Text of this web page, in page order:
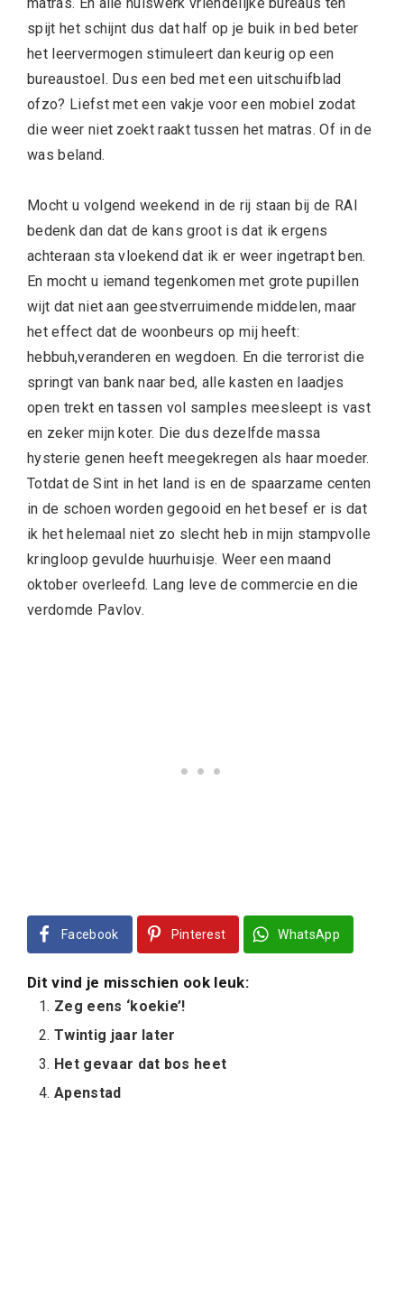
matras. En alle huiswerk vriendelijke bureaus ten
spijt het schijnt dus dat half op je buik in bed beter
het leervermogen stimuleert dan keurig op een
bureaustoel. Dus een bed met een uitschuifblad
ofzo? Liefst met een vakje voor een mobiel zodat
die weer niet zoekt raakt tussen het matras. Of in de
was beland.
Mocht u volgend weekend in de rij staan bij de RAI
bedenk dan dat de kans groot is dat ik ergens
achteraan sta vloekend dat ik er weer ingetrapt ben.
En mocht u iemand tegenkomen met grote pupillen
wijt dat niet aan geestverruimende middelen, maar
het effect dat de woonbeurs op mij heeft:
hebbuh,veranderen en wegdoen. En die terrorist die
springt van bank naar bed, alle kasten en laadjes
open trekt en tassen vol samples meesleept is vast
en zeker mijn koter. Die dus dezelfde massa
hysterie genen heeft meegekregen als haar moeder.
Totdat de Sint in het land is en de spaarzame centen
in de schoen worden gegooid en het besef er is dat
ik het helemaal niet zo slecht heb in mijn stampvolle
kringloop gevulde huurhuisje. Weer een maand
oktober overleefd. Lang leve de commercie en die
verdomde Pavlov.
Facebook Pinterest WhatsApp
Dit vind je misschien ook leuk:
Zeg eens ‘koekie’!
Twintig jaar later
Het gevaar dat bos heet
Apenstad